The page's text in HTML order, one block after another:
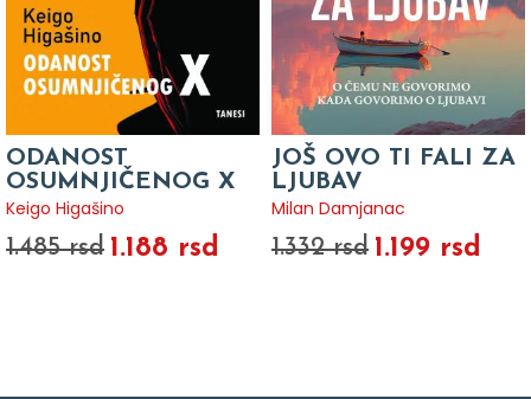
ODANOST
OSUMNJIČENOG X
Keigo Higašino
1.485 rsd 1.188 rsd
JOŠ OVO TI FALI ZA
LJUBAV
Milan Damjanac
1.332 rsd 1.199 rsd